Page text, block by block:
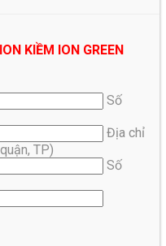
KIỀM ION GREEN
Số
Địa chỉ
TP)
Số